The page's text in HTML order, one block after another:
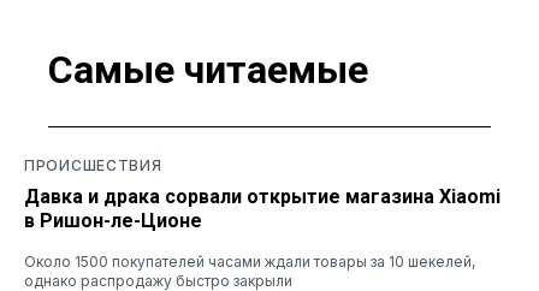
Самые читаемые
ПРОИСШЕСТВИЯ
Давка и драка сорвали открытие магазина Xiaomi
в Ришон-ле-Ционе
Около 1500 покупателей часами ждали товары за 10 шекелей,
однако распродажу быстро закрыли